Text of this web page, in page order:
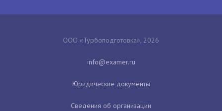
ООО «Турбоподготовка», 2026
Юридические документы
Сведения об организации